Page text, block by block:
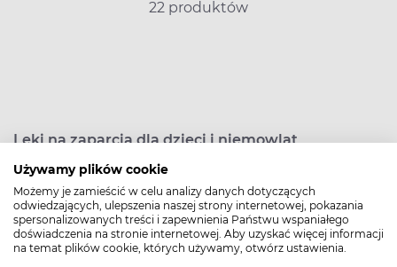
Używamy plików cookie
Możemy je zamieścić w celu analizy danych dotyczących
odwiedzających, ulepszenia naszej strony internetowej, pokazania
spersonalizowanych treści i zapewnienia Państwu wspaniałego
doświadczenia na stronie internetowej. Aby uzyskać więcej informacji
na temat plików cookie, których używamy, otwórz ustawienia.
22 produktów
Leki na zaparcia dla dzieci i niemowląt
Zaparcie, zwane potocznie zatwardzeniem to stan, w
którym utrudnione jest wydalenie kału. Może być to
spowodowane zbyt słabą aktywnością jelitową, a u dzieci,
które przyjmują stałe pokarmy, nieprawidłową dietą, która
powoduje, że stolec ma zbyt zwartą konsystencję. Częstą
przyczyną zaparć u dzieci jest też odwodnienie, dlatego